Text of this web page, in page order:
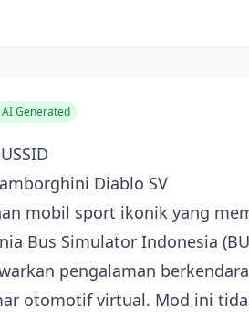
AI Generated
Diablo SV
mobil sport ikonik yang
Bus Simulator Indonesia
pengalaman
otomotif virtual. Mod ini